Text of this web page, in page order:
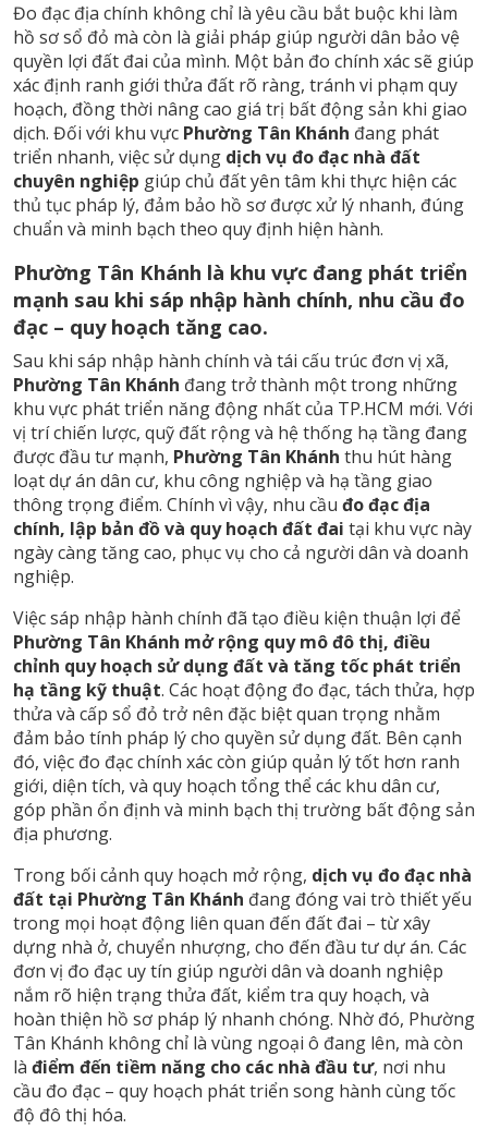
Đo đạc địa chính không chỉ là yêu cầu bắt buộc khi làm
hồ sơ sổ đỏ mà còn là giải pháp giúp người dân bảo vệ
quyền lợi đất đai của mình. Một bản đo chính xác sẽ giúp
xác định ranh giới thửa đất rõ ràng, tránh vi phạm quy
hoạch, đồng thời nâng cao giá trị bất động sản khi giao
dịch. Đối với khu vực Phường Tân Khánh đang phát
triển nhanh, việc sử dụng dịch vụ đo đạc nhà đất
chuyên nghiệp giúp chủ đất yên tâm khi thực hiện các
thủ tục pháp lý, đảm bảo hồ sơ được xử lý nhanh, đúng
chuẩn và minh bạch theo quy định hiện hành.
Phường Tân Khánh là khu vực đang phát triển
mạnh sau khi sáp nhập hành chính, nhu cầu đo
đạc – quy hoạch tăng cao.
Sau khi sáp nhập hành chính và tái cấu trúc đơn vị xã,
Phường Tân Khánh đang trở thành một trong những
khu vực phát triển năng động nhất của TP.HCM mới. Với
vị trí chiến lược, quỹ đất rộng và hệ thống hạ tầng đang
được đầu tư mạnh, Phường Tân Khánh thu hút hàng
loạt dự án dân cư, khu công nghiệp và hạ tầng giao
thông trọng điểm. Chính vì vậy, nhu cầu đo đạc địa
chính, lập bản đồ và quy hoạch đất đai tại khu vực này
ngày càng tăng cao, phục vụ cho cả người dân và doanh
nghiệp.
Việc sáp nhập hành chính đã tạo điều kiện thuận lợi để
Phường Tân Khánh mở rộng quy mô đô thị, điều
chỉnh quy hoạch sử dụng đất và tăng tốc phát triển
hạ tầng kỹ thuật. Các hoạt động đo đạc, tách thửa, hợp
thửa và cấp sổ đỏ trở nên đặc biệt quan trọng nhằm
đảm bảo tính pháp lý cho quyền sử dụng đất. Bên cạnh
đó, việc đo đạc chính xác còn giúp quản lý tốt hơn ranh
giới, diện tích, và quy hoạch tổng thể các khu dân cư,
góp phần ổn định và minh bạch thị trường bất động sản
địa phương.
Trong bối cảnh quy hoạch mở rộng, dịch vụ đo đạc nhà
đất tại Phường Tân Khánh đang đóng vai trò thiết yếu
trong mọi hoạt động liên quan đến đất đai – từ xây
dựng nhà ở, chuyển nhượng, cho đến đầu tư dự án. Các
đơn vị đo đạc uy tín giúp người dân và doanh nghiệp
nắm rõ hiện trạng thửa đất, kiểm tra quy hoạch, và
hoàn thiện hồ sơ pháp lý nhanh chóng. Nhờ đó, Phường
Tân Khánh không chỉ là vùng ngoại ô đang lên, mà còn
là điểm đến tiềm năng cho các nhà đầu tư, nơi nhu
cầu đo đạc – quy hoạch phát triển song hành cùng tốc
độ đô thị hóa.